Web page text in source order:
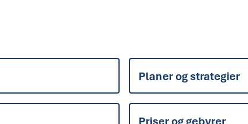
Planer og strategier
Priser og gebyrer